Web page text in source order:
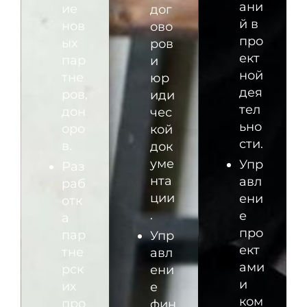
ие
нов
ых
пар
тне
ров,
дон
оро
в.
Раз
раб
отк
а
пар
тне
рск
их
про
дог
ово
ров
и
юр
иди
чес
кой
док
уме
нта
ции
.
Упр
авл
ени
е
ани
й в
про
ект
ной
дея
тел
ьно
сти.
Упр
авл
ени
е
про
ект
ами
и
ком